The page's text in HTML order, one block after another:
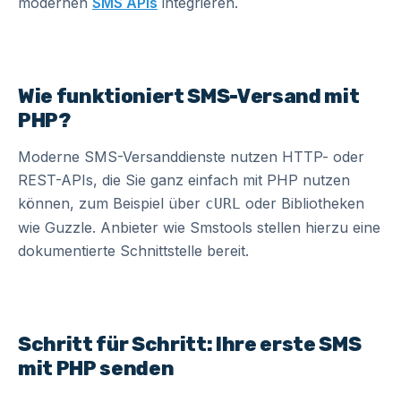
Wie funktioniert SMS-Versand mit
PHP?
Moderne SMS-Versanddienste nutzen HTTP- oder
REST-APIs, die Sie ganz einfach mit PHP nutzen
können, zum Beispiel über cURL oder Bibliotheken
wie Guzzle. Anbieter wie Smstools stellen hierzu eine
dokumentierte Schnittstelle bereit.
Schritt für Schritt: Ihre erste SMS
mit PHP senden